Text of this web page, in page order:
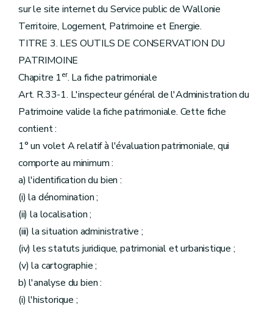
sur le site internet du Service public de Wallonie
Territoire, Logement, Patrimoine et Energie.
TITRE 3. LES OUTILS DE CONSERVATION DU
PATRIMOINE
Chapitre 1er. La fiche patrimoniale
Art. R.33-1. L'inspecteur général de l'Administration du
Patrimoine valide la fiche patrimoniale. Cette fiche
contient :
1° un volet A relatif à l'évaluation patrimoniale, qui
comporte au minimum :
a) l'identification du bien :
(i) la dénomination ;
(ii) la localisation ;
(iii) la situation administrative ;
(iv) les statuts juridique, patrimonial et urbanistique ;
(v) la cartographie ;
b) l'analyse du bien :
(i) l'historique ;